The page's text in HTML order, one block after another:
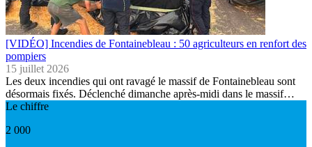
[VIDÉO] Incendies de Fontainebleau : 50 agriculteurs en renfort des
pompiers
15 juillet 2026
Les deux incendies qui ont ravagé le massif de Fontainebleau sont
désormais fixés. Déclenché dimanche après-midi dans le massif…
Le chiffre
2 000